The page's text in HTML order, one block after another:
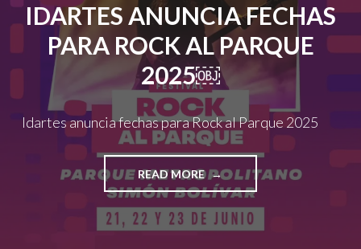
ROCK
AL
PARQUE
2025"
IDARTES ANUNCIA FECHAS
PARA ROCK AL PARQUE
2025￼
Idartes anuncia fechas para Rock al Parque 2025
READ MORE"IDARTES
ANUNCIA
FECHAS
PARA